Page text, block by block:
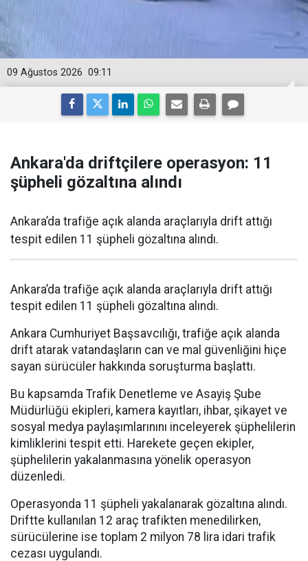
09:11
09 Ağustos 2026
Ankara'da driftçilere operasyon: 11
şüpheli gözaltına alındı
Ankara’da trafiğe açık alanda araçlarıyla drift attığı
tespit edilen 11 şüpheli gözaltına alındı.
Ankara’da trafiğe açık alanda araçlarıyla drift attığı
tespit edilen 11 şüpheli gözaltına alındı.
Ankara Cumhuriyet Başsavcılığı, trafiğe açık alanda
drift atarak vatandaşların can ve mal güvenliğini hiçe
sayan sürücüler hakkında soruşturma başlattı.
Bu kapsamda Trafik Denetleme ve Asayiş Şube
Müdürlüğü ekipleri, kamera kayıtları, ihbar, şikayet ve
sosyal medya paylaşımlarınını inceleyerek şüphelilerin
kimliklerini tespit etti. Harekete geçen ekipler,
şüphelilerin yakalanmasına yönelik operasyon
düzenledi.
Operasyonda 11 şüpheli yakalanarak gözaltına alındı.
Driftte kullanılan 12 araç trafikten menedilirken,
sürücülerine ise toplam 2 milyon 78 lira idari trafik
cezası uygulandı.